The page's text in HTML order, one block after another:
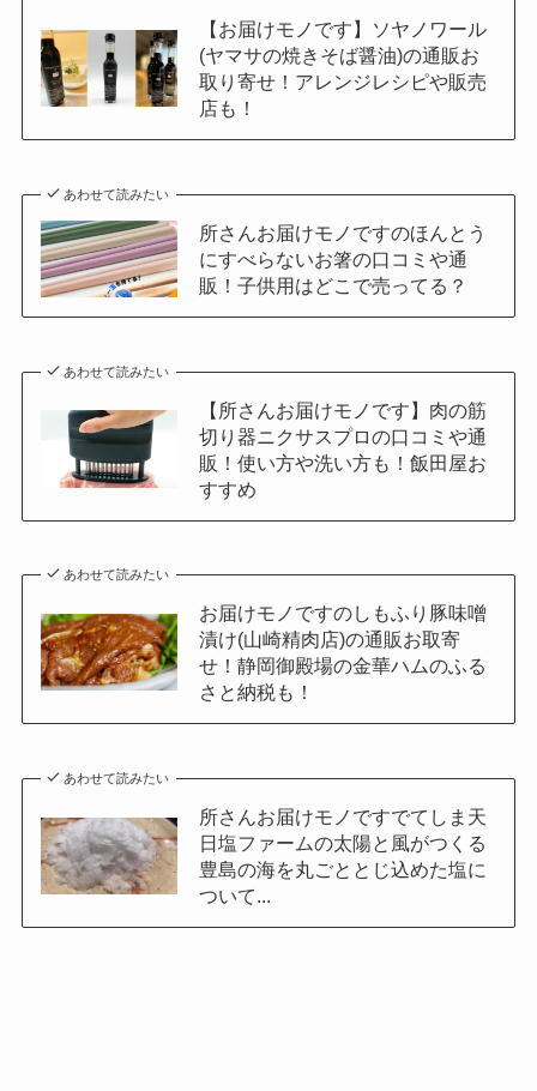
【お届けモノです】ソヤノワール
(ヤマサの焼きそば醤油)の通販お
取り寄せ！アレンジレシピや販売
店も！
あわせて読みたい
所さんお届けモノですのほんとう
にすべらないお箸の口コミや通
販！子供用はどこで売ってる？
あわせて読みたい
【所さんお届けモノです】肉の筋
切り器ニクサスプロの口コミや通
販！使い方や洗い方も！飯田屋お
すすめ
あわせて読みたい
お届けモノですのしもふり豚味噌
漬け(山崎精肉店)の通販お取寄
せ！静岡御殿場の金華ハムのふる
さと納税も！
あわせて読みたい
所さんお届けモノですでてしま天
日塩ファームの太陽と風がつくる
豊島の海を丸ごととじ込めた塩に
ついて...